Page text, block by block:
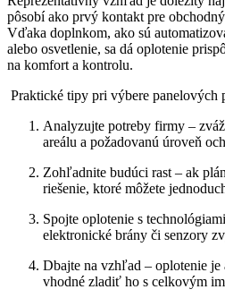
pôsobí ako prvý kontakt pre
Vďaka doplnkom, ako sú
alebo osvetlenie, sa dá oplotenie
na komfort a kontrolu.
Praktické tipy pri výbere panelových
Analyzujte potreby firmy –
areálu a požadovanú úroveň
Zohľadnite budúci rast – ak
riešenie, ktoré môžete
Spojte oplotenie s
elektronické brány či senzory
Dbajte na vzhľad – oplotenie
vhodné zladiť ho s celkovým